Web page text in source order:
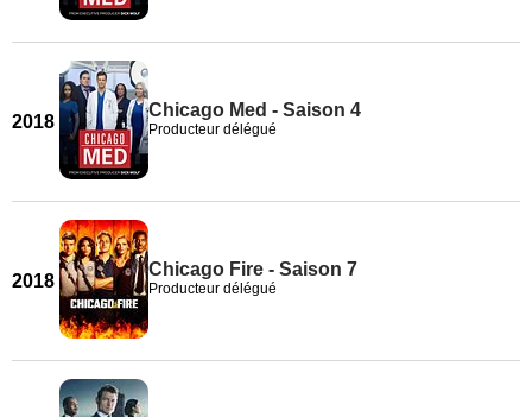
2018
Chicago Med - Saison 4
Producteur délégué
2018
Chicago Fire - Saison 7
Producteur délégué